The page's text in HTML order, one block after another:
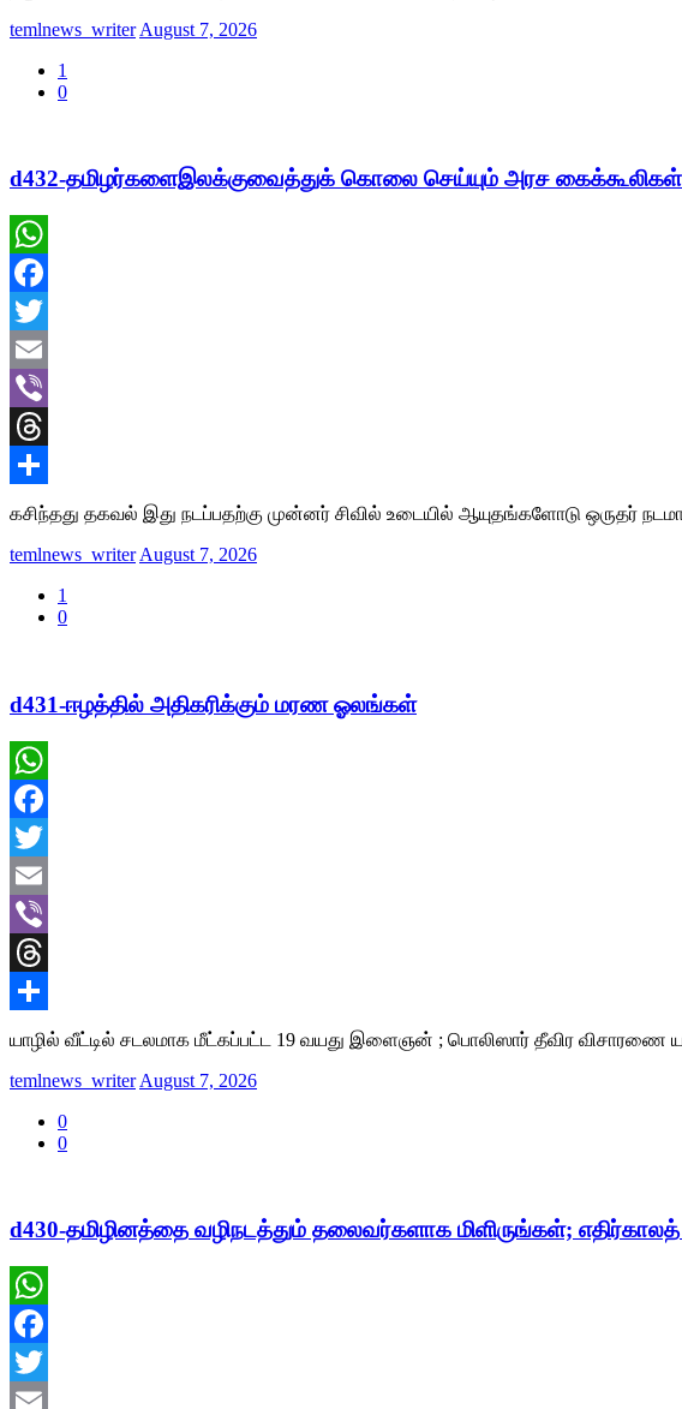
temlnews_writer August 7, 2026
1
0
d432-தமிழர்களைஇலக்குவைத்துக் கொலை செய்யும் அரச
WhatsApp
Facebook
Twitter
Email
Viber
Threads
Share
கசிந்தது தகவல் இது நடப்பதற்கு முன்னர் சிவில் உடையில் ஆயுதங்களோடு ஒருதர்
temlnews_writer August 7, 2026
1
0
d431-ஈழத்தில் அதிகரிக்கும் மரண ஓலங்கள்
WhatsApp
Facebook
Twitter
Email
Viber
Threads
Share
யாழில் வீட்டில் சடலமாக மீட்கப்பட்ட 19 வயது இளைஞன் ; பொலிஸார் தீவிர
temlnews_writer August 7, 2026
0
0
d430-தமிழினத்தை வழிநடத்தும் தலைவர்களாக மிளிருங்கள்; எதிர்காலத்
WhatsApp
Facebook
Twitter